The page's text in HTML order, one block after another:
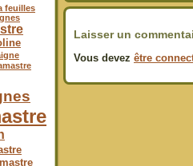
feuilles
Laisser un
Vous devez être